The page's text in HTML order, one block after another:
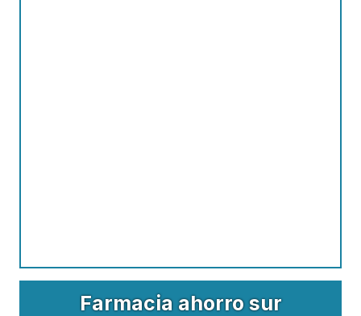
Farmacia ahorro sur